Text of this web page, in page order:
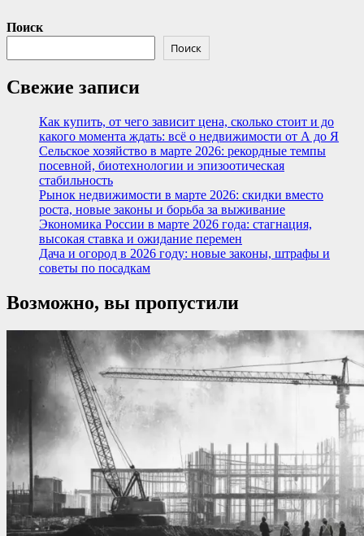
Поиск
Поиск
Свежие записи
Как купить, от чего зависит цена, сколько стоит и до
какого момента ждать: всё о недвижимости от А до Я
Сельское хозяйство в марте 2026: рекордные темпы
посевной, биотехнологии и эпизоотическая
стабильность
Рынок недвижимости в марте 2026: скидки вместо
роста, новые законы и борьба за выживание
Экономика России в марте 2026 года: стагнация,
высокая ставка и ожидание перемен
Дача и огород в 2026 году: новые законы, штрафы и
советы по посадкам
Возможно, вы пропустили